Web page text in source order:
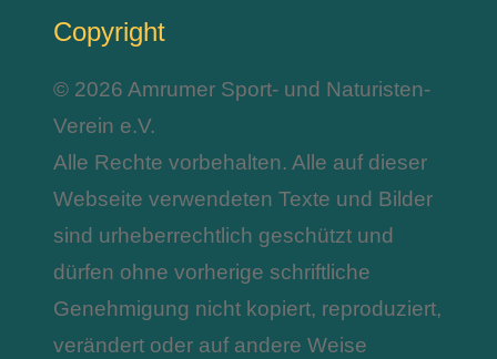
Copyright
© 2026 Amrumer Sport- und Naturisten-
Verein e.V.
Alle Rechte vorbehalten. Alle auf dieser
Webseite verwendeten Texte und Bilder
sind urheberrechtlich geschützt und
dürfen ohne vorherige schriftliche
Genehmigung nicht kopiert, reproduziert,
verändert oder auf andere Weise